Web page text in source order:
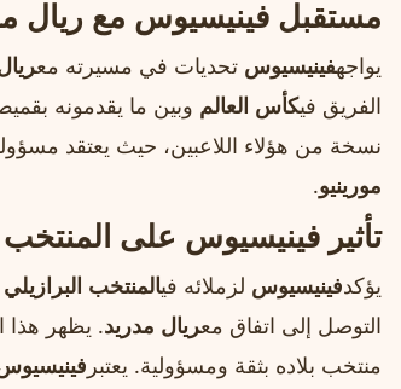
مستقبل فينيسيوس مع ريال
يواجهفينيسيوس تحديات في مسيرته مع
الفريق فيكأس العالم وبين ما يقدمونه
نسخة من هؤلاء اللاعبين، حيث يعتقد
مورينيو.
تأثير فينيسيوس على المنتخب
يؤكدفينيسيوس لزملائه فيالمنتخب البرازيلي
التوصل إلى اتفاق معريال مدريد. يظهر هذا
منتخب بلاده بثقة ومسؤولية. يعتبر